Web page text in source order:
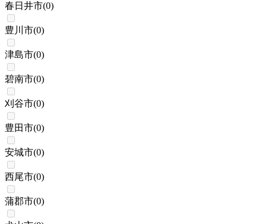
春日井市(0)
豊川市(0)
津島市(0)
碧南市(0)
刈谷市(0)
豊田市(0)
安城市(0)
西尾市(0)
蒲郡市(0)